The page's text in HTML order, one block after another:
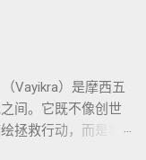
Vayikra）是摩西五
间。它既不像创世
拯救行动，而是将